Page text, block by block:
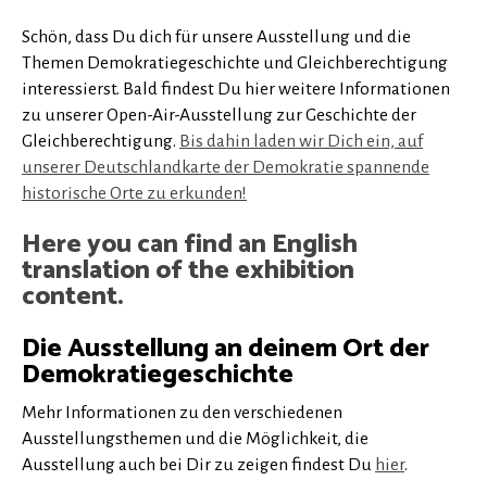
Schön, dass Du dich für unsere Ausstellung und die
Themen Demokratiegeschichte und Gleichberechtigung
interessierst. Bald findest Du hier weitere Informationen
zu unserer Open-Air-Ausstellung zur Geschichte der
Gleichberechtigung. Bis dahin laden wir Dich ein, auf
unserer Deutschlandkarte der Demokratie spannende
historische Orte zu erkunden!
Here you can find an English
translation of the exhibition
content.
Die Ausstellung an deinem Ort der
Demokratiegeschichte
Mehr Informationen zu den verschiedenen
Ausstellungsthemen und die Möglichkeit, die
Ausstellung auch bei Dir zu zeigen findest Du hier.